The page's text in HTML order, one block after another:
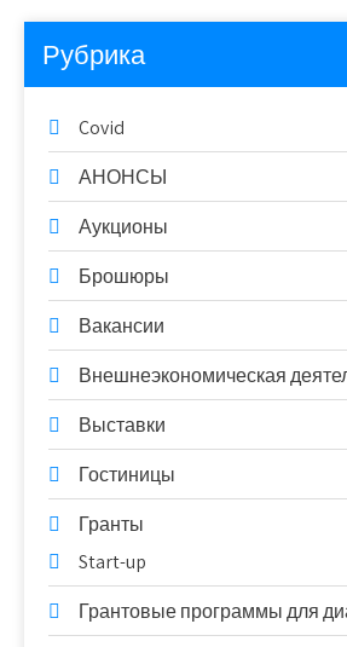
Рубрика
Covid
АНОНСЫ
Аукционы
Брошюры
Вакансии
Внешнеэкономическая
Выставки
Гостиницы
Гранты
Start-up
Грантовые программы для